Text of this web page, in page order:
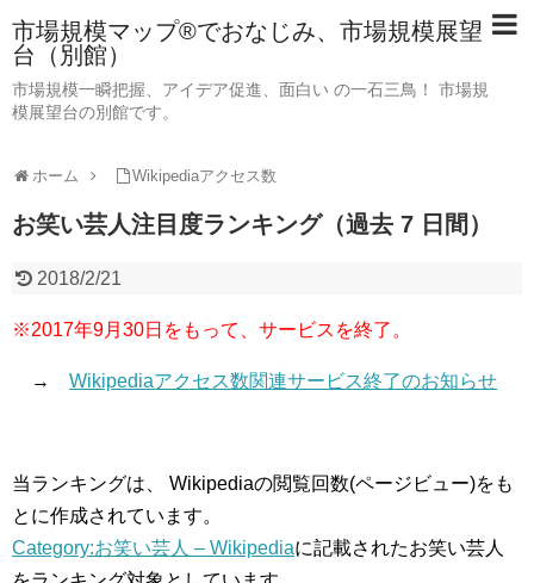
市場規模マップ®でおなじみ、市場規模展望
台（別館）
市場規模一瞬把握、アイデア促進、面白い の一石三鳥！ 市場規
模展望台の別館です。
ホーム Wikipediaアクセス数
お笑い芸人注目度ランキング（過去 7 日間）
2018/2/21
※2017年9月30日をもって、サービスを終了。
→ Wikipediaアクセス数関連サービス終了のお知らせ
当ランキングは、 Wikipediaの閲覧回数(ページビュー)をも
とに作成されています。
Category:お笑い芸人 – Wikipediaに記載されたお笑い芸人